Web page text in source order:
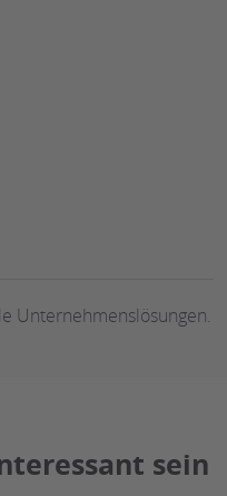
Unternehmenslösungen.
sein